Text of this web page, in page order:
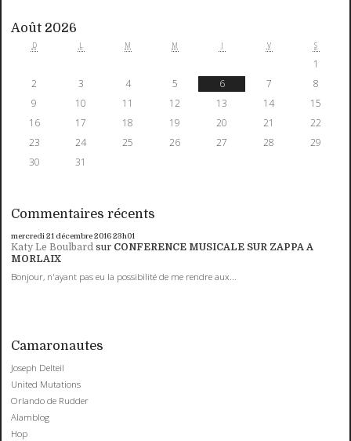
Août 2026
D L M M J V S
1
2
3 4 5 6 7
8
9
10 11 12 13 14
15
16
17 18 19 20 21
22
23
24 25 26 27 28
29
30
31
Commentaires récents
mercredi 21 décembre 201623h01
Katy Le Boulbard sur CONFERENCE MUSICALE SUR ZAPPA A
MORLAIX
Bonjour, n'ayant pas eu la possibilité de me rendre aux...
Camaronautes
Joseph Delteil
United Mutations
Orlando de Rudder
Alamblog
Hop